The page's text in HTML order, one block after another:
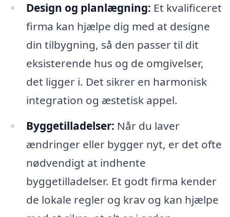
Design og planlægning: Et kvalificeret
firma kan hjælpe dig med at designe
din tilbygning, så den passer til dit
eksisterende hus og de omgivelser,
det ligger i. Det sikrer en harmonisk
integration og æstetisk appel.
Byggetilladelser: Når du laver
ændringer eller bygger nyt, er det ofte
nødvendigt at indhente
byggetilladelser. Et godt firma kender
de lokale regler og krav og kan hjælpe